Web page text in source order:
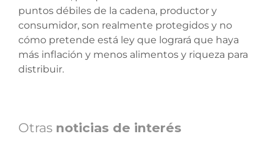
puntos débiles de la cadena, productor y
consumidor, son realmente protegidos y no
cómo pretende está ley que logrará que haya
más inflación y menos alimentos y riqueza para
distribuir.
Otras noticias de interés